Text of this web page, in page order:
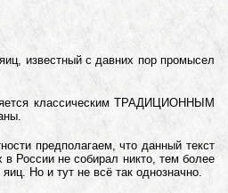
известный с давних пор промысел
классическим ТРАДИЦИОННЫМ
предполагаем, что данный текст
России не собирал никто, тем более
Но и тут не всё так однозначно.